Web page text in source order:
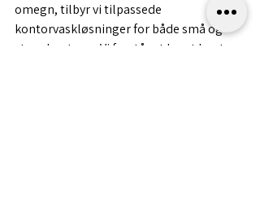
omegn, tilbyr vi tilpassede
kontorvaskløsninger for både små og
store kontorer. Vi forstår at hvert kontor